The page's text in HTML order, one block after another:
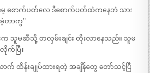
ေ့ စောက်ပတ်လေ ဒီစောက်ပတ်ထဲကနေဘဲ သား
တာကွ”
သူမဆီသို့ တလှမ်းချင်း တိုးလာနေသည်။ သူမ
က်ပြီး
က် ထိန်းချုပ်ထားရတဲ့ အချိန်တွေ တော်သင့်ပြီ